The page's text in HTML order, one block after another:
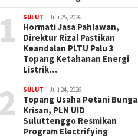
SULUT Juli 25, 2026
Hormati Jasa Pahlawan,
Direktur Rizal Pastikan
Keandalan PLTU Palu 3
Topang Ketahanan Energi
Listrik…
SULUT Juli 24, 2026
Topang Usaha Petani Bunga
Krisan, PLN UID
Suluttenggo Resmikan
Program Electrifying